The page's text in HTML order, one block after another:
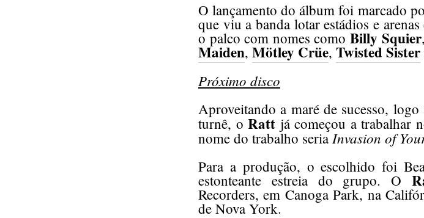
O lançamento do álbum foi marcado
que viu a banda lotar estádios e
o palco com nomes como Billy Squier
Maiden, Mötley Crüe, Twisted Sister
Próximo disco
Aproveitando a maré de sucesso,
turnê, oRatt já começou a trabalhar
nome do trabalho seria Invasion of
Para a produção, o escolhido foi
estonteante estreia do grupo. O
Recorders, em Canoga Park, na
de Nova York.